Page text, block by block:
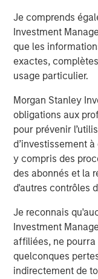
Je comprends
Investment
que les
exactes,
usage particulier.
Morgan Stanley
obligations aux
pour prévenir
d’investissement
y compris des
des abonnés et la
d'autres contrôles
Je reconnais
Investment
affiliées, ne pourra
quelconques
indirectement de
technology that
category-defining
future.”
Instagrid co-
“We founded
make it available to
worked for several
a crucial gap in
catered to
was a powerful
professionals. Our
increase
provide pollution-
joined by two
enable us to
technology in the